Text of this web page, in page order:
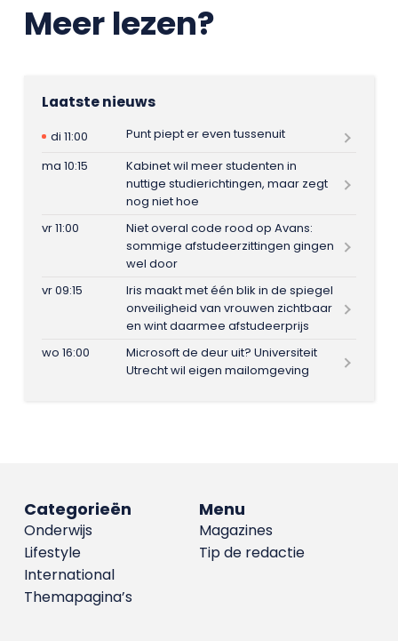
Meer lezen?
Laatste nieuws
di 11:00
Punt piept er even tussenuit
ma 10:15
Kabinet wil meer studenten in
nuttige studierichtingen, maar zegt
nog niet hoe
vr 11:00
Niet overal code rood op Avans:
sommige afstudeerzittingen gingen
wel door
vr 09:15
Iris maakt met één blik in de spiegel
onveiligheid van vrouwen zichtbaar
en wint daarmee afstudeerprijs
wo 16:00
Microsoft de deur uit? Universiteit
Utrecht wil eigen mailomgeving
Menu
Magazines
Tip de redactie
Categorieën
Onderwijs
Lifestyle
International
Themapagina’s